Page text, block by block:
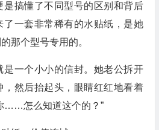
是搞懂了不同型号的区别和背后
了一套非常稀有的水贴纸，是她
那个型号专用的。
是一个小小的信封。她老公拆开
，然后抬起头，眼睛红红地看着
……怎么知道这个的？”